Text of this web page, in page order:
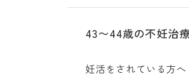
43〜44歳の不妊治
妊活をされている方へ 治療開始が43歳以降の場合、体外受精を保険診療で実施することができません。自費診療で体外受精による治療を行